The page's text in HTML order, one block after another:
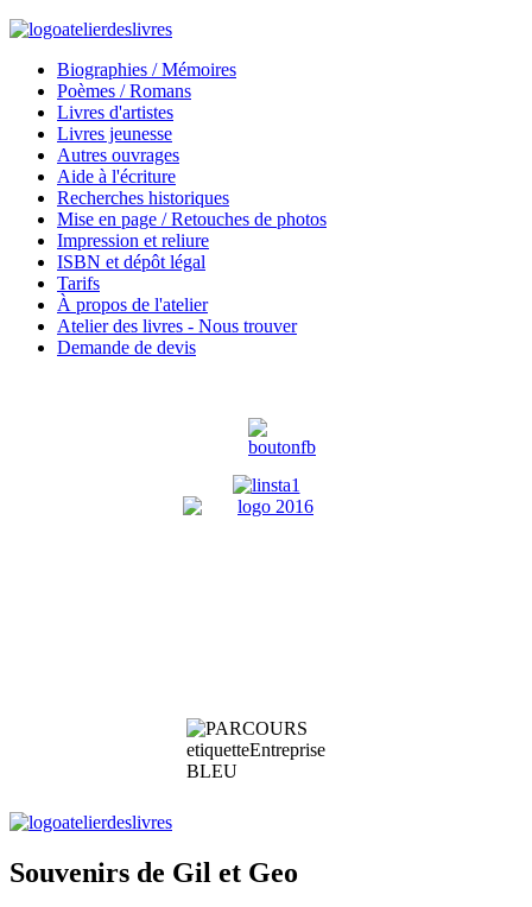
Biographies / Mémoires
Poèmes / Romans
Livres d'artistes
Livres jeunesse
Autres ouvrages
Aide à l'écriture
Recherches historiques
Mise en page / Retouches de photos
Impression et reliure
ISBN et dépôt légal
Tarifs
À propos de l'atelier
Atelier des livres - Nous trouver
Demande de devis
Souvenirs de Gil et Geo